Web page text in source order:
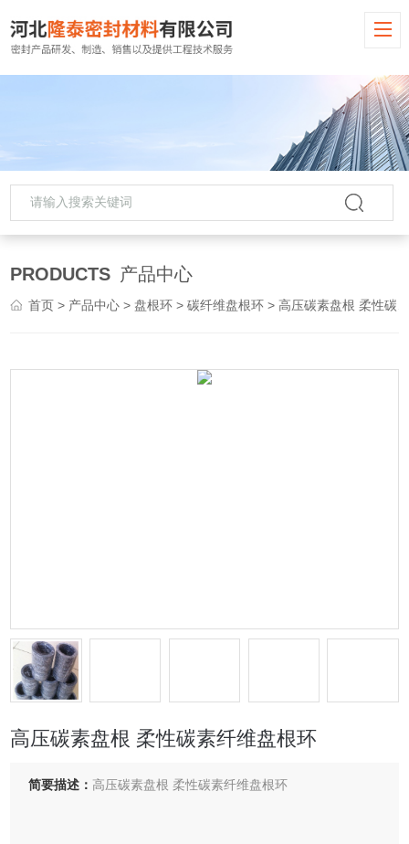
PRODUCTS 产品中心
首页 > 产品中心 > 盘根环 >碳纤维盘根环 > 高压碳素盘根 柔性碳素纤维盘根环
高压碳素盘根 柔性碳素纤维盘根环
简要描述： 高压碳素盘根 柔性碳素纤维盘根环